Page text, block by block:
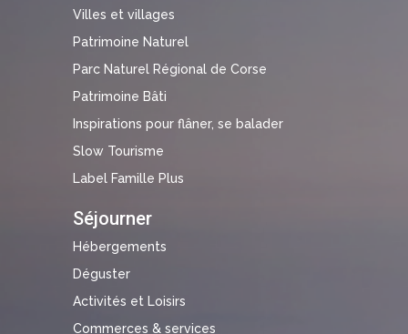
Villes et villages
Patrimoine Naturel
Parc Naturel Régional de Corse
Patrimoine Bâti
Inspirations pour flâner, se balader
Slow Tourisme
Label Famille Plus
Séjourner
Hébergements
Déguster
Activités et Loisirs
Commerces & services